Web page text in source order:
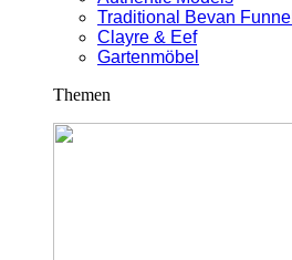
Traditional Bevan Funnell
Clayre & Eef
Gartenmöbel
Themen